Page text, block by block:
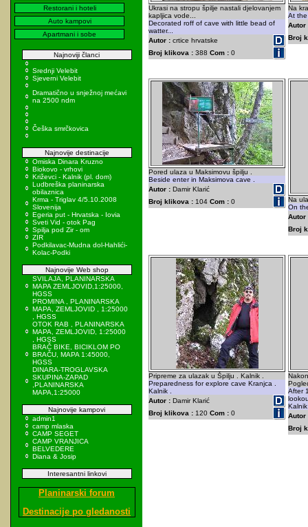
Restorani i hoteli
Auto kampovi
Apartmani i sobe
Najnoviji članci
Srednji Velebit
Sjeverni Velebit
Dramatično u snježnoj mećavi
na 2500 ndm
Češka smrčkovica
Najnovije destinacije
Omiska Dinara Kruzno
Biokovo - vrhovi
Križevci - Kalnik (pl. dom)
Ludbreška planinarska
obilaznica
Krma - Triglav 4/5.10.2008
Slovenija
Egeria put - Hrvatska - Iovia
Sveti Vid - otok Pag
Spilja pod Zir - om
ZIR
Podkilavac-Mudna dol-Hahlići-
Kolac-Podki
Najnovije Web shop
SVILAJA, PLANINARSKA
MAPA ZEMLJOVID,1:25000,
HGSS
PROMINA , PLANINARSKA
MAPA, ZEMLJOVID , 1:25000
, HGSS
OTOK RAB , PLANINARSKA
MAPA, ZEMLJOVID, 1:25000
, HGSS
BRAČ BIKE, BICIKLOM PO
BRAČU, MAPA 1:45000,
HGSS
DINARA-TROGLAVSKA
SKUPINA-ZAPAD
,PLANINARSKA
MAPA,1:25000
Najnovije kampovi
admin1
camp mlaska
CAMP SEGET
CAMP VRANJICA
BELVEDERE
Diana & Josip
Interesantni linkovi
Planinarski forum
Destinacije po gledanosti
Ukrasi na stropu špilje nastali djelovanjem
kapljica vode...
Decorated roff of cave with little bead of
watter...
Autor : crtice hrvatske
Broj klikova : 388 Com : 0
Na
At
Autor
Broj
Pored ulaza u Maksimovu špilju .
Beside enter in Maksimova cave .
Autor : Damir Klarić
Broj klikova : 104 Com : 0
Na
On
Autor
Broj
Pripreme za ulazak u Špilju . Kalnik .
Preparedness for explore cave Kranjca .
Kalnik .
Autor : Damir Klarić
Broj klikova : 120 Com : 0
After
Autor
Broj